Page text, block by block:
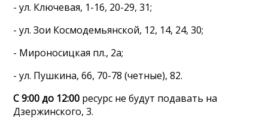
- ул. Ключевая, 1-16, 20-29, 31;
- ул. Зои Космодемьянской, 12, 14, 24, 30;
- Мироносицкая пл., 2а;
- ул. Пушкина, 66, 70-78 (четные), 82.
С 9:00 до 12:00 ресурс не будут подавать на
Дзержинского, 3.